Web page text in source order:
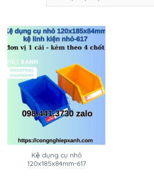
Kệ dụng cụ nhỏ
120x185x84mm-617